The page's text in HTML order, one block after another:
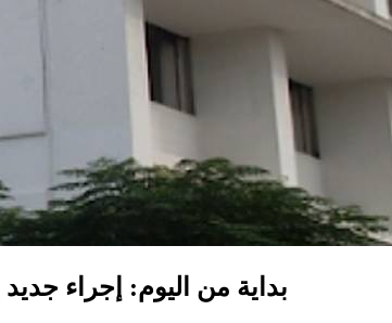
بداية من اليوم: إجراء